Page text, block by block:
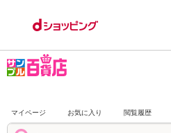
マイページ お気に入り 閲覧履歴